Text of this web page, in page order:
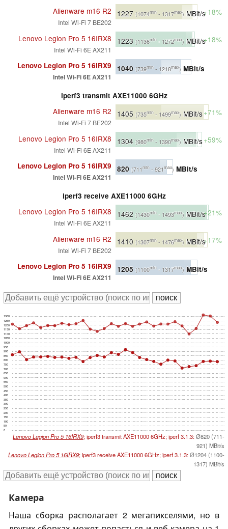
Alienware m16 R2
Intel Wi-Fi 7 BE202
1227 (1074min - 1317max)MBit/s+18%
Lenovo Legion Pro 5 16IRX8
Intel Wi-Fi 6E AX211
1223 (1136min - 1272max) MBit/s+18%
Lenovo Legion Pro 5 16IRX9
Intel Wi-Fi 6E AX211
1040 (739min - 1218max) MBit/s
iperf3 transmit AXE11000 6GHz
Alienware m16 R2
Intel Wi-Fi 7 BE202
1405 (735min - 1499max)MBit/s+71%
Lenovo Legion Pro 5 16IRX8
Intel Wi-Fi 6E AX211
1304 (980min - 1390max)MBit/s+59%
Lenovo Legion Pro 5 16IRX9
Intel Wi-Fi 6E AX211
820 (711min - 921max) MBit/s
iperf3 receive AXE11000 6GHz
Lenovo Legion Pro 5 16IRX8
Intel Wi-Fi 6E AX211
1462 (1430min - 1493max) MBit/s+21%
Alienware m16 R2
Intel Wi-Fi 7 BE202
1410 (1307min - 1476max) MBit/s+17%
Lenovo Legion Pro 5 16IRX9
Intel Wi-Fi 6E AX211
1205 (1100min - 1317max)MBit/s
0
50
100
150
200
250
300
350
400
450
500
550
600
650
700
750
800
850
900
950
1000
1050
1100
1150
1200
1250
1300
Lenovo Legion Pro 5 16IRX9; iperf3 transmit AXE11000 6GHz; iperf 3.1.3:Ø820 (711-
921) MBit/s
Lenovo Legion Pro 5 16IRX9; iperf3 receive AXE11000 6GHz; iperf 3.1.3:Ø1204 (1100-
1317) MBit/s
Камера
Наша сборка располагает 2 мегапикселями, но в